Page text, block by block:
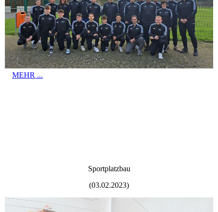
MEHR ...
Sportplatzbau
(03.02.2023)